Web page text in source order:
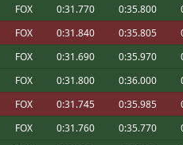
funciona bien el lfs 😃.Saludos a todos a
@system nope
Siguiendo el hilo de los tirones en VR,
tu msje de que se podía dejar W10), e
si es efecto placebo, pero se quitaron
ahora un acierto!!
Todos a derretir ; Jsk : not doing the last
FOX 0:31.770 0:35.800
FOX 0:31.840 0:35.805
FOX 0:31.690 0:35.970
FOX 0:31.800 0:36.000
FOX 0:31.745 0:35.985
FOX 0:31.760 0:35.770